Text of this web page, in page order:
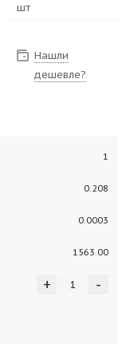
шт
Нашли
дешевле?
1
0.208
0.0003
1563.00
-
+